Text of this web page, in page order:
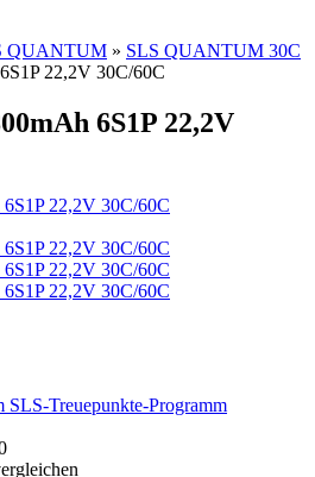
QUANTUM » SLS QUANTUM 30C
22,2V 30C/60C
6S1P 22,2V
SLS-Treuepunkte-Programm